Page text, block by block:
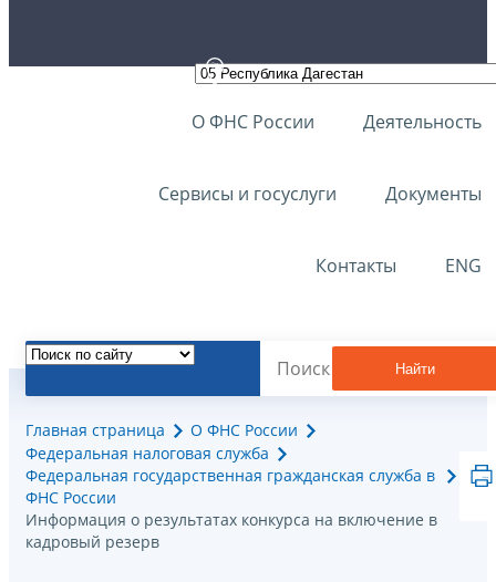
О ФНС России Деятельность
Сервисы и госуслуги Документы
Контакты ENG
Найти
Главная страница
О ФНС России
Федеральная налоговая служба
Федеральная государственная гражданская служба в
ФНС России
Информация о результатах конкурса на включение в
кадровый резерв